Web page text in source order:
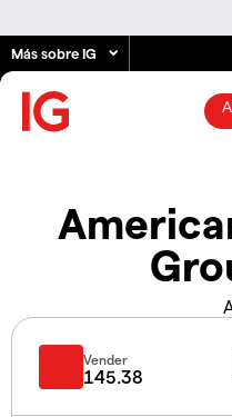
Más sobre IG
Vender
145.38